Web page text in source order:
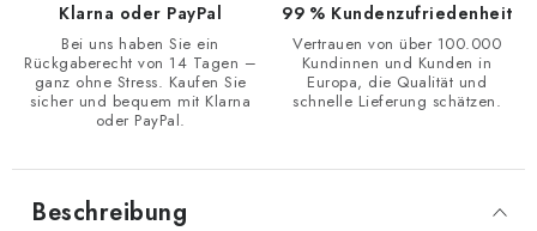
Klarna oder PayPal
Bei uns haben Sie ein
Rückgaberecht von 14 Tagen –
ganz ohne Stress. Kaufen Sie
sicher und bequem mit Klarna
oder PayPal.
99 % Kundenzufriedenheit
Vertrauen von über 100.000
Kundinnen und Kunden in
Europa, die Qualität und
schnelle Lieferung schätzen.
Beschreibung